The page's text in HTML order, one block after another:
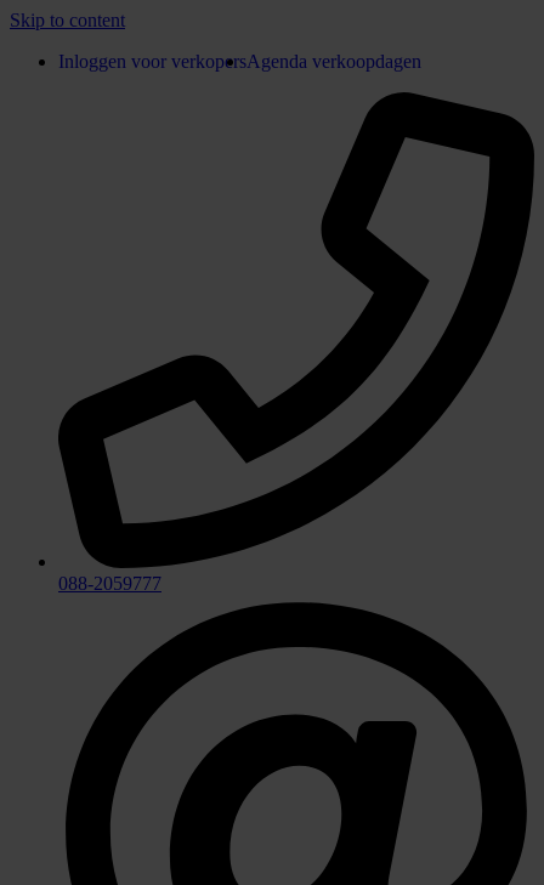
Skip to content
Inloggen voor verkopersAgenda verkoopdagen
088-2059777